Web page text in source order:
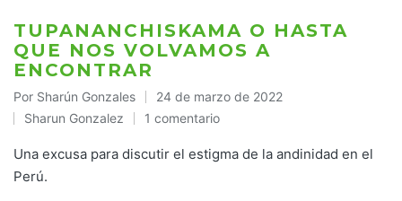
TUPANANCHISKAMA O HASTA
QUE NOS VOLVAMOS A
ENCONTRAR
Publicado
por
Por Sharún Gonzales 24 de marzo de 2022
Publicado
en
Sharun Gonzalez 1 comentario
Una excusa para discutir el estigma de la andinidad en el
Perú.